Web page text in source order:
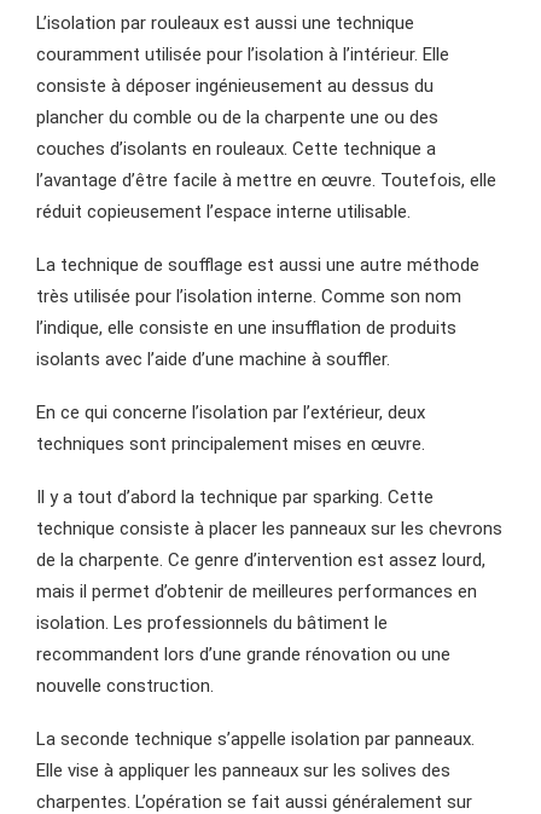
L’isolation par rouleaux est aussi une technique
couramment utilisée pour l’isolation à l’intérieur. Elle
consiste à déposer ingénieusement au dessus du
plancher du comble ou de la charpente une ou des
couches d’isolants en rouleaux. Cette technique a
l’avantage d’être facile à mettre en œuvre. Toutefois, elle
réduit copieusement l’espace interne utilisable.
La technique de soufflage est aussi une autre méthode
très utilisée pour l’isolation interne. Comme son nom
l’indique, elle consiste en une insufflation de produits
isolants avec l’aide d’une machine à souffler.
En ce qui concerne l’isolation par l’extérieur, deux
techniques sont principalement mises en œuvre.
Il y a tout d’abord la technique par sparking. Cette
technique consiste à placer les panneaux sur les chevrons
de la charpente. Ce genre d’intervention est assez lourd,
mais il permet d’obtenir de meilleures performances en
isolation. Les professionnels du bâtiment le
recommandent lors d’une grande rénovation ou une
nouvelle construction.
La seconde technique s’appelle isolation par panneaux.
Elle vise à appliquer les panneaux sur les solives des
charpentes. L’opération se fait aussi généralement sur